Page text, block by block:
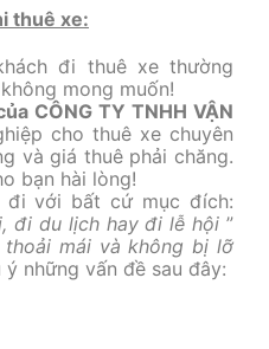
thuê xe:
đi thuê xe thường
mong muốn!
CÔNG TY TNHH VẬN
cho thuê xe chuyên
và giá thuê phải chăng.
bạn hài lòng!
đi với bất cứ mục đích:
đi du lịch hay đi lễ hội ”
thoải mái và không bị lỡ
ý những vấn đề sau đây: